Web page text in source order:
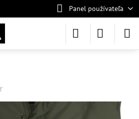
Panel používateľa